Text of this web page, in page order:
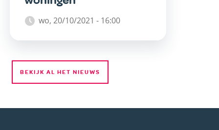
wo, 20/10/2021 - 16:00
BEKIJK AL HET NIEUWS